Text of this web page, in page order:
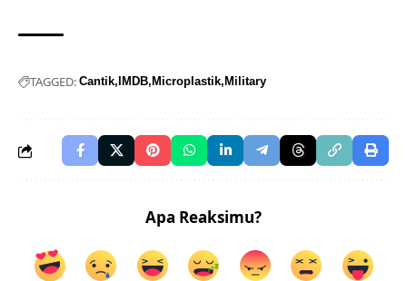
TAGGED: Cantik IMDB Microplastik Military
Apa Reaksimu?